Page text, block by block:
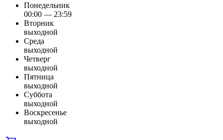
Понедельник
00:00 — 23:59
Вторник
выходной
Среда
выходной
Четверг
выходной
Пятница
выходной
Суббота
выходной
Воскресенье
выходной